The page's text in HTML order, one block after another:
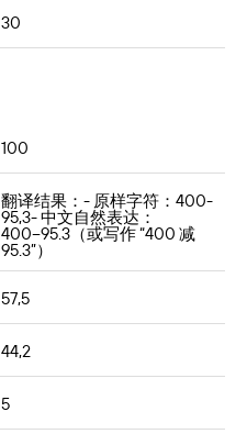
30
100
翻译结果：- 原样字符：400-
95,3- 中文自然表达：
400−95.3（或写作 “400 减
95.3”）
57,5
44,2
5